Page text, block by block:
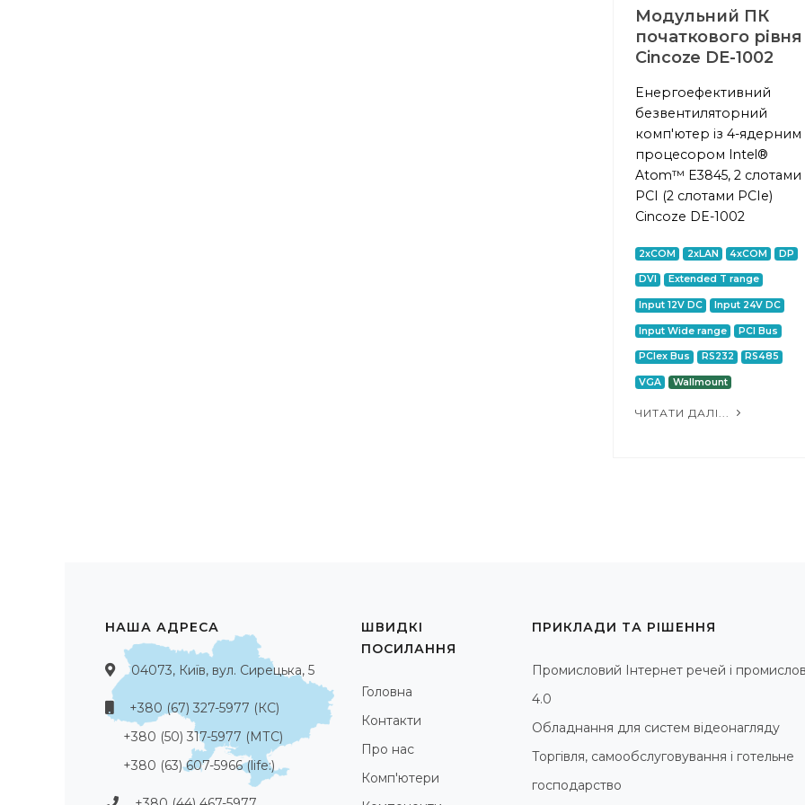
Модульний ПК
початкового рівня
Cincoze DE-1002
Енергоефективний
безвентиляторний
комп'ютер із 4-ядерним
процесором Intel®
Atom™ E3845, 2 слотами
PCI (2 слотами PCIe)
Cincoze DE-1002
2xCOM 2xLAN 4xCOM DP
DVI Extended T range
Input 12V DC Input 24V DC
Input Wide range PCI Bus
PCIex Bus RS232 RS485
VGA Wallmount
ЧИТАТИ ДАЛІ...
НАША АДРЕСА
04073, Київ, вул. Сирецька, 5
+380 (67) 327-5977 (КС)
+380 (50) 317-5977 (МТС)
+380 (63) 607-5966 (life:)
ШВИДКІ
ПОСИЛАННЯ
Головна
Контакти
Про нас
Комп'ютери
ПРИКЛАДИ ТА РІШЕННЯ
Промисловий Інтернет речей і
4.0
Обладнання для систем відеонагляду
Торгівля, самообслуговування і готельне
господарство